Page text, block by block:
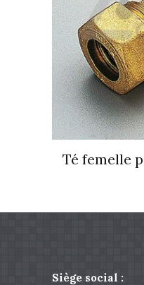
Té femelle
Siège social :